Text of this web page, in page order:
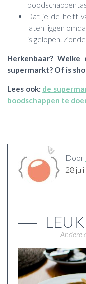
Dat je de helft
laten liggen
is gelopen.
Herkenbaar?
supermarkt? Of is
Lees ook: de
boodschappen te
Door
28
Andere